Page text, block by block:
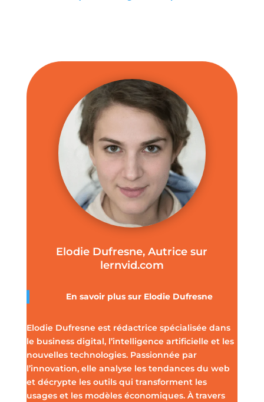
Elodie Dufresne, Autrice sur
lernvid.com
En savoir plus sur Elodie Dufresne
Elodie Dufresne est rédactrice spécialisée dans
le business digital, l’intelligence artificielle et les
nouvelles technologies. Passionnée par
l’innovation, elle analyse les tendances du web
et décrypte les outils qui transforment les
usages et les modèles économiques. À travers